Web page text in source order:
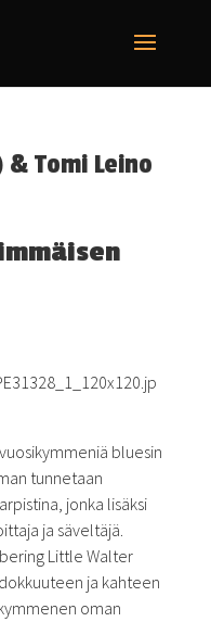
& Tomi Leino
bluesin
tunnetaan
jonka lisäksi
ja säveltäjä.
Little Walter
ja kahteen
oman